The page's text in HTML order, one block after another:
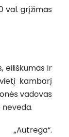
val. grįžimas
eiliškumas ir
kambarį
vadovas
neveda.